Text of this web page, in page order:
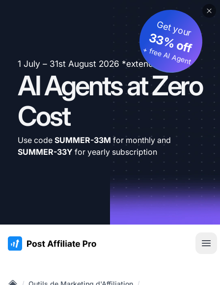
1 July – 31st August 2026 *extended
AI Agents at Zero
Cost
Get your
33% off
+ free AI Agent
Use code SUMMER-33M for monthly and
SUMMER-33Y for yearly subscription
:site.title